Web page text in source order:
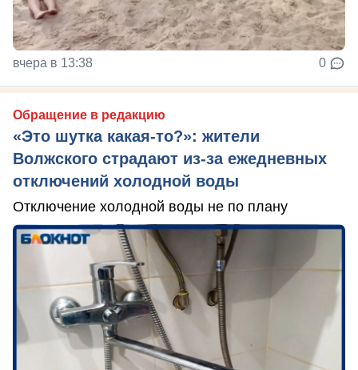
вчера в 13:38 0
Обращение в редакцию
«Это шутка какая-то?»: жители
Волжского страдают из‑за ежедневных
отключений холодной воды
Отключение холодной воды не по плану